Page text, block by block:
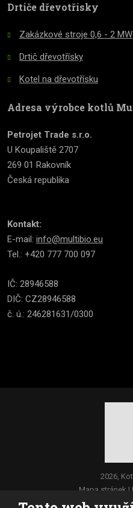
Drtiče dřevotřísky
Zakázkové stroje 0,6 - 2 MW
Drtič dřevotřísky
Kotel na dřevotřísku
Adresa výrobce kotlů
Petrojet Trade s.r.o.
U Koupaliště 2707
269 01 Rakovník
Česká republika
Kontakt:
E-mail: info@multibio.eu
Tel.: +420 777 700 097
IČ: 28946588
DIČ: CZ28946588
č. ú.: 246281631/0300
2026,
Mapa stránek |